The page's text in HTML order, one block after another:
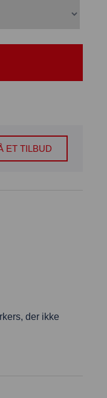
ET TILBUD
der ikke